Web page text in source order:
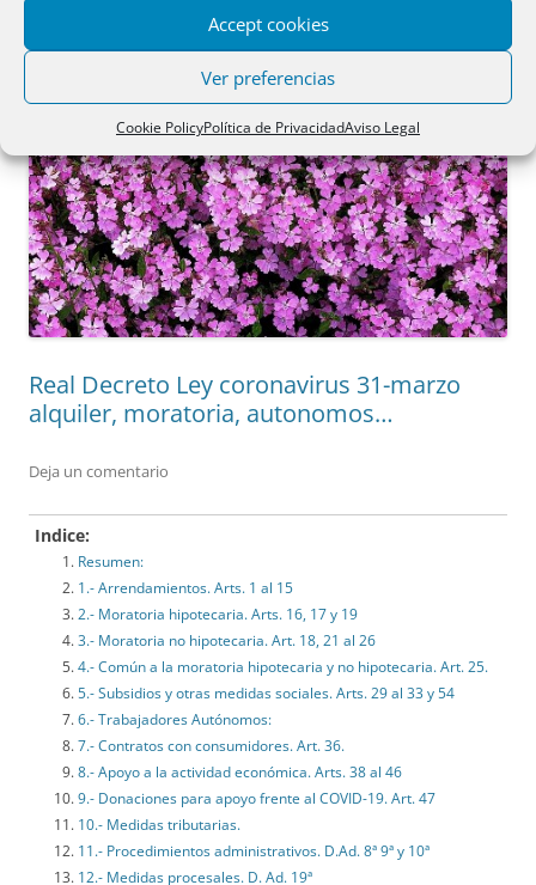
Accept cookies
Ver preferencias
Cookie PolicyPolítica de PrivacidadAviso Legal
Real Decreto Ley coronavirus 31-marzo
alquiler, moratoria, autonomos…
Deja un comentario
Indice:
Resumen:
1.- Arrendamientos. Arts. 1 al 15
2.- Moratoria hipotecaria. Arts. 16, 17 y 19
3.- Moratoria no hipotecaria. Art. 18, 21 al 26
4.- Común a la moratoria hipotecaria y no hipotecaria. Art. 25.
5.- Subsidios y otras medidas sociales. Arts. 29 al 33 y 54
6.- Trabajadores Autónomos:
7.- Contratos con consumidores. Art. 36.
8.- Apoyo a la actividad económica. Arts. 38 al 46
9.- Donaciones para apoyo frente al COVID-19. Art. 47
10.- Medidas tributarias.
11.- Procedimientos administrativos. D.Ad. 8ª 9ª y 10ª
12.- Medidas procesales. D. Ad. 19ª